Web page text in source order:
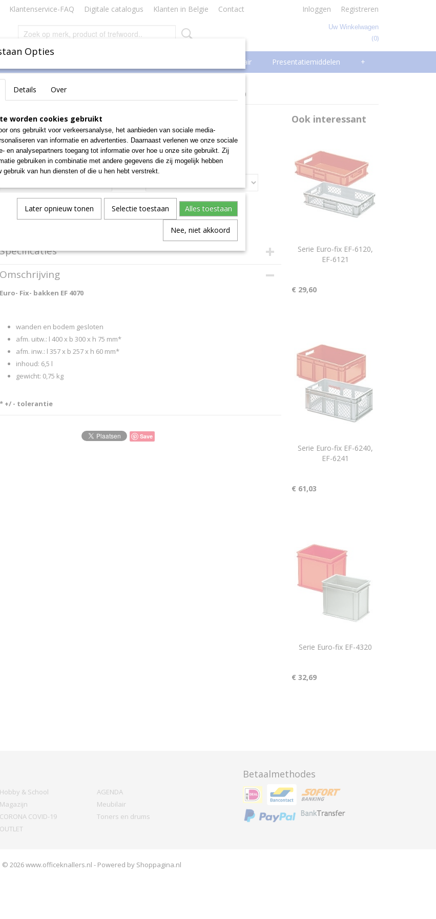
Klantenservice-FAQ Digitale catalogus Klanten in Belgie Contact Inloggen Registreren
Uw Winkelwagen
(0)
Facilitair Presentatiemiddelen +
>Euro-fix-bakken Serie Euro-fix EF-4070
Serie Euro-fix EF-4070
€ 15,76
Kleur Aantal
IN WINKELWAGEN
Specificaties
Productcode
Productcode leverancier
Omschrijving
Euro- Fix- bakken EF 4070
wanden en bodem gesloten
afm. uitw.: l 400 x b 300 x h 75 mm*
afm. inw.: l 357 x b 257 x h 60 mm*
inhoud: 6,5 l
gewicht: 0,75 kg
* +/ - tolerantie
Save
Ook interessant
Serie Euro-fix EF-6120,
EF-6121
€ 29,60
Serie Euro-fix EF-6240,
EF-6241
€ 61,03
Serie Euro-fix EF-4320
€ 32,69
Hobby & School
Magazijn
CORONA COVID-19
OUTLET
AGENDA
Meubilair
Toners en drums
Betaalmethodes
© 2026 www.officeknallers.nl - Powered by Shoppagina.nl
Opties
Details Over
worden cookies gebruikt
ons gebruikt voor verkeersanalyse, het aanbieden van sociale media-
van informatie en advertenties. Daarnaast verlenen we onze sociale
en analysepartners toegang tot informatie over hoe u onze site gebruikt. Zij
gebruiken in combinatie met andere gegevens die zij mogelijk hebben
gebruik van hun diensten of die u hen hebt verstrekt.
Later opnieuw tonen Selectie toestaan Alles toestaan
Nee, niet akkoord